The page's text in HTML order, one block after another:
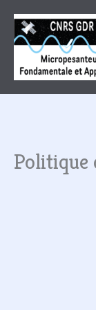
Aller
contenu
Politique